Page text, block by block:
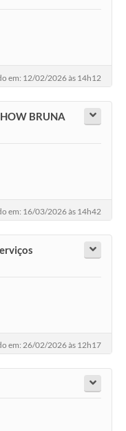
em: 12/02/2026 às 14h12
BRUNA
em: 16/03/2026 às 14h42
em: 26/02/2026 às 12h17